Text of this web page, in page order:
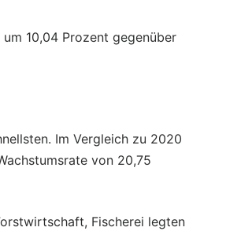
10,04 Prozent gegenüber
Im Vergleich zu 2020
von 20,75
Fischerei legten